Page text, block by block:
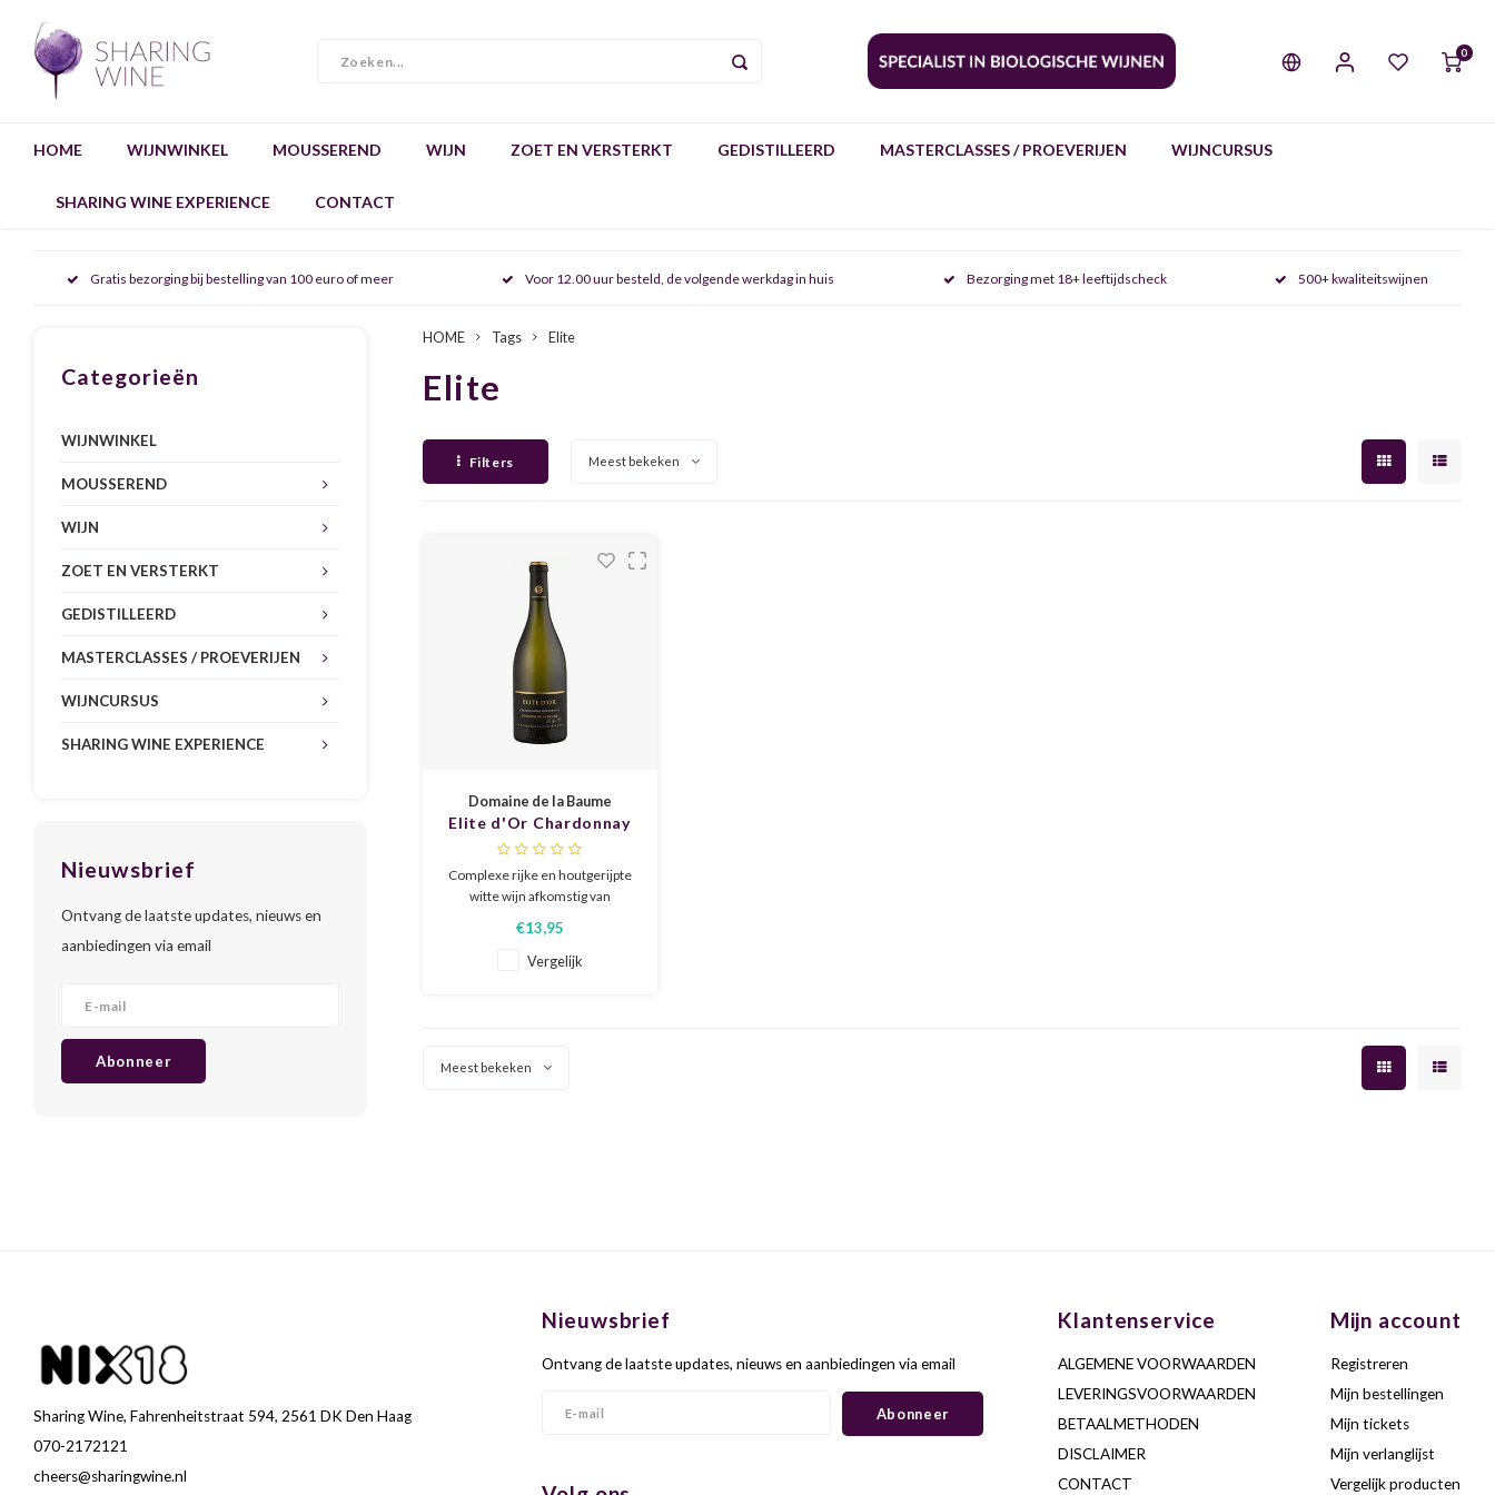
0
HOME WIJNWINKEL MOUSSEREND WIJN ZOET EN VERSTERKT GEDISTILLEERD MASTERCLASSES / PROEVERIJEN WIJNCURSUS
SHARING WINE EXPERIENCE CONTACT
Gratis bezorging bij bestelling van 100 euro of meer Voor 12.00 uur besteld, de volgende werkdag in huis Bezorging met 18+ leeftijdscheck 500+ kwaliteitswijnen
Categorieën
WIJNWINKEL
MOUSSEREND
WIJN
ZOET EN VERSTERKT
GEDISTILLEERD
MASTERCLASSES / PROEVERIJEN
WIJNCURSUS
SHARING WINE EXPERIENCE
Nieuwsbrief
Ontvang de laatste updates, nieuws en
aanbiedingen via email
Abonneer
HOME Tags Elite
Elite
Filters Meest bekeken
Domaine de la Baume
Elite d'Or Chardonnay
Roussanne 2024
Complexe rijke en houtgerijpte
witte wijn afkomstig van
oud.. Intens aroma 's van rijpe
perziken en nectarines met
€13,95
Vergelijk
Meest bekeken
Sharing Wine, Fahrenheitstraat 594, 2561 DK Den Haag
070-2172121
cheers@sharingwine.nl
Nieuwsbrief
Ontvang de laatste updates, nieuws en aanbiedingen via email
Abonneer
Klantenservice
ALGEMENE VOORWAARDEN
LEVERINGSVOORWAARDEN
BETAALMETHODEN
DISCLAIMER
CONTACT
Mijn account
Registreren
Mijn bestellingen
Mijn tickets
Mijn verlanglijst
Vergelijk producten